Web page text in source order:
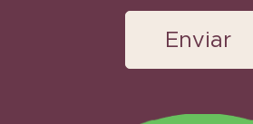
Enviar